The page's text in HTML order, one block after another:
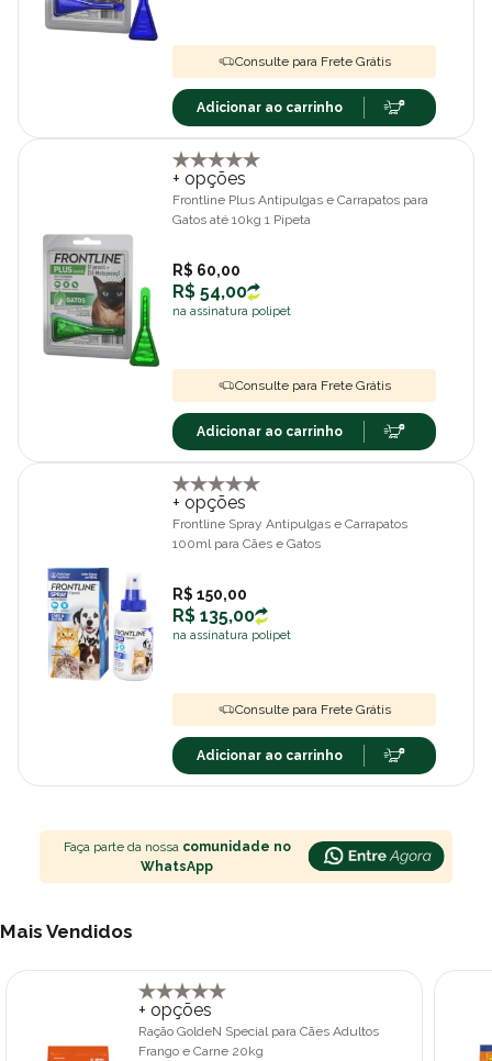
Consulte para Frete Grátis
Adicionar ao carrinho
+ opções
Frontline Plus Antipulgas e Carrapatos para
Gatos até 10kg 1 Pipeta
R$ 60,00
R$ 54,00
na assinatura polipet
Consulte para Frete Grátis
Adicionar ao carrinho
+ opções
Frontline Spray Antipulgas e Carrapatos
100ml para Cães e Gatos
R$ 150,00
R$ 135,00
na assinatura polipet
Consulte para Frete Grátis
Adicionar ao carrinho
Faça parte da nossa comunidade no
WhatsApp
Mais Vendidos
+ opções
Ração GoldeN Special para Cães Adultos
Frango e Carne 20kg